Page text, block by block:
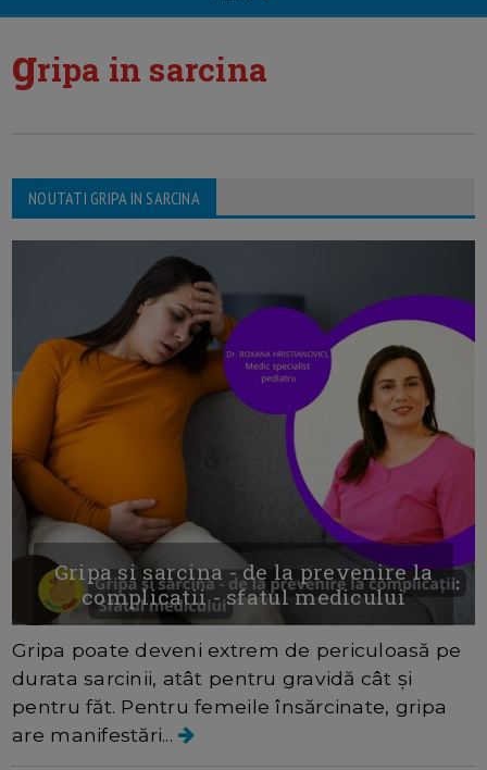
gripa in sarcina
NOUTATI GRIPA IN SARCINA
Gripa si sarcina - de la prevenire la
complicatii - sfatul medicului
Gripa poate deveni extrem de periculoasă pe
durata sarcinii, atât pentru gravidă cât și
pentru făt. Pentru femeile însărcinate, gripa
are manifestări...